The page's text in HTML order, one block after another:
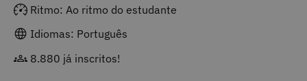
Ritmo: Ao ritmo do estudante
Idiomas: Português
8.880 já inscritos!